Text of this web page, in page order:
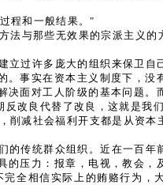
程和一般结果。"
法与那些无效果的宗派主义
过许多庞大的组织来保卫自
事实在资本主义制度下，没
面对工人阶级的基本问题。
改良代替了改良，这就是我
减社会福利开支都是从资本
传统群众组织。近在一百年
压力：报章，电视，教会，
全相信实际上的贿赂行为，